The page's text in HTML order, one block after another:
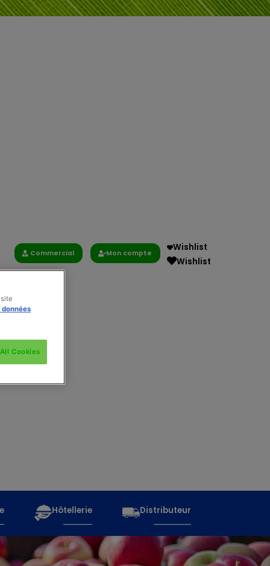
Commercial Mon compte
Wishlist
Wishlist
Hôtellerie Distributeur
Cookies